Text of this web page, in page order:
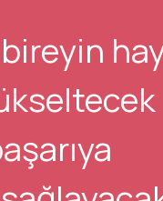
yaratıcı projelerle
becerilerini
hibrit motorlar gibi